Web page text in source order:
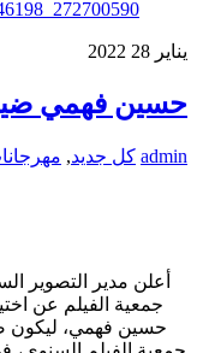
يناير 28
2022
حسين فهمي
admin كل جديد,
أعلن مدير التصوير
جمعية الفيلم عن